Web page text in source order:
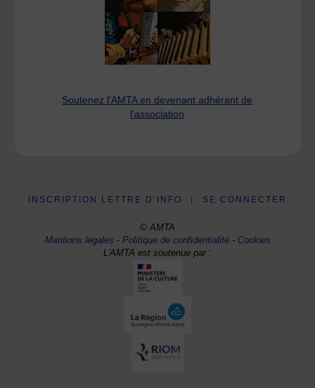
Soutenez l'AMTA en devenant adhérant de
l'association
INSCRIPTION LETTRE D’INFO SE CONNECTER
© AMTA
Mentions légales -Politique de confidentialité- Cookies
L'AMTA est soutenue par :